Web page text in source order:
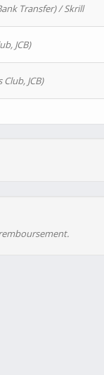
Transfer) / Skrill
JCB)
JCB)